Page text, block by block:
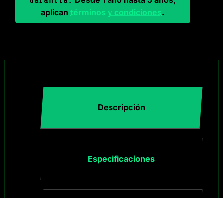
aplicantérminos y condiciones.
Descripción
Especificaciones